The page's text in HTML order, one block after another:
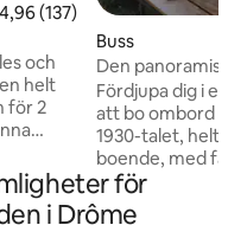
av 5 i genomsnittligt
4,96 (137)
och
helt
för 2
med
tillgång
Buss
Den
Vercors
Fördjupa dig i en
att bo ombord på
1930-talet, helt
boende, med
majestätiska
Denna
inbäddad i en
för
i Drôme